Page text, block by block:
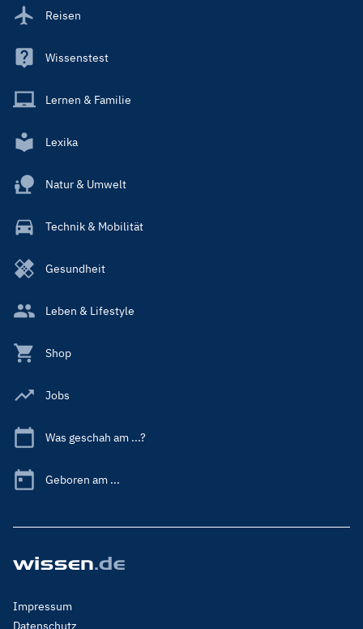
Reisen
Wissenstest
Lernen & Familie
Lexika
Natur & Umwelt
Technik & Mobilität
Gesundheit
Leben & Lifestyle
Shop
Jobs
Was geschah am ...?
Geboren am ...
Footer
Menu
Impressum
Datenschutz